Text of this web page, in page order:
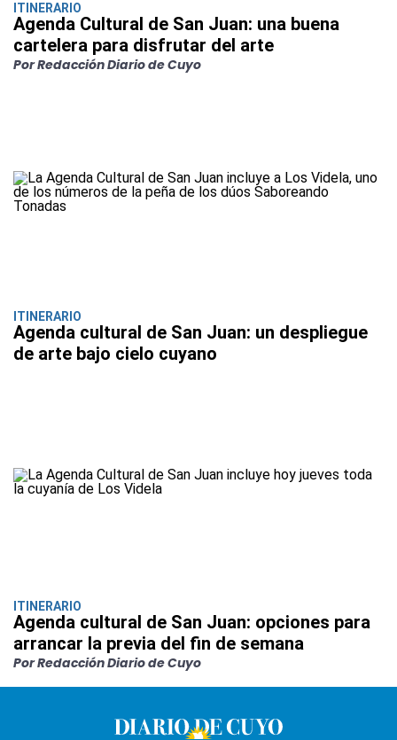
ITINERARIO
Agenda Cultural de San Juan: una buena
cartelera para disfrutar del arte
Por Redacción Diario de Cuyo
ITINERARIO
Agenda cultural de San Juan: un despliegue
de arte bajo cielo cuyano
ITINERARIO
Agenda cultural de San Juan: opciones para
arrancar la previa del fin de semana
Por Redacción Diario de Cuyo